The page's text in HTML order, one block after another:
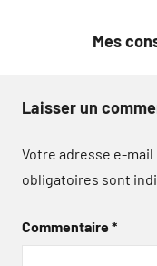
Mes
Laisser un
Votre adresse e-mail
obligatoires sont
Commentaire*